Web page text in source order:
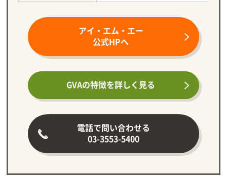
アイ・エム・エー
公式HPへ
GVAの特徴を詳しく見る
電話で問い合わせる
03-3553-5400